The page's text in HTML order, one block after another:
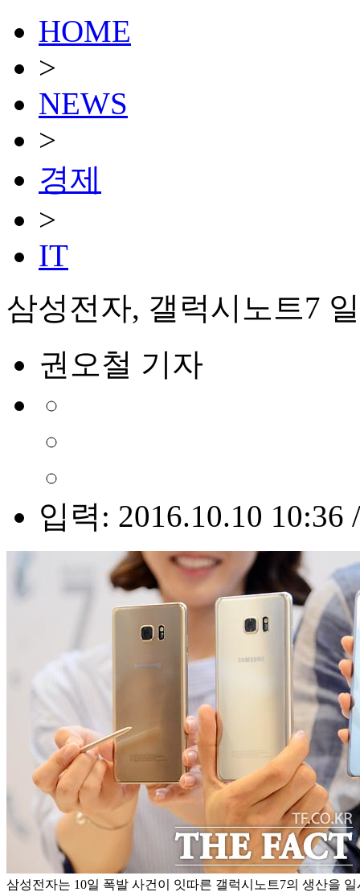
HOME
>
NEWS
>
경제
>
IT
삼성전자, 갤럭시노트7
권오철 기자
입력: 2016.10.10 10:36
삼성전자는 10일 폭발 사건이 잇따른 갤럭시노트7의 생산을